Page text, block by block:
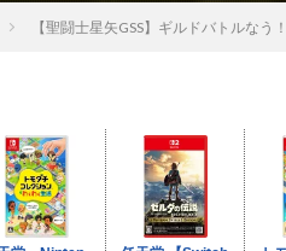
【聖闘士星矢GSS】ギルドバトルなう